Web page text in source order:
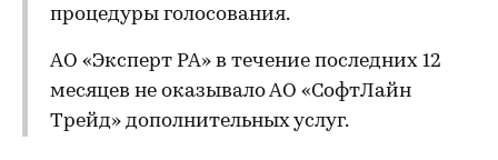
процедуры голосования.
АО «Эксперт РА» в течение последних 12
месяцев не оказывало АО «СофтЛайн
Трейд» дополнительных услуг.